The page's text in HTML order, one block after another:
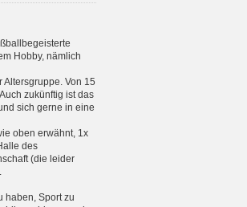
Hobby, nämlich
Altersgruppe. Von 15
zukünftig ist das
sich gerne in eine
oben erwähnt, 1x
des
(die leider
haben, Sport zu